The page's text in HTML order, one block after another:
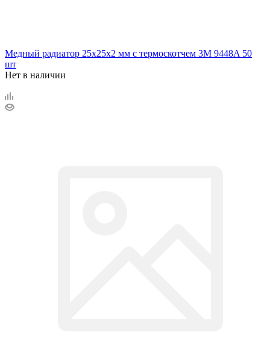
Медный радиатор 25х25х2 мм с термоскотчем 3M 9448A 50
шт
Нет в наличии